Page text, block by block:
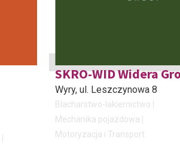
SKRO-WID Widera
Wyry, ul. Leszczynowa 8
Blacharstwo-lakiernictwo
Mechanika pojazdowa
Motoryzacja i Transport